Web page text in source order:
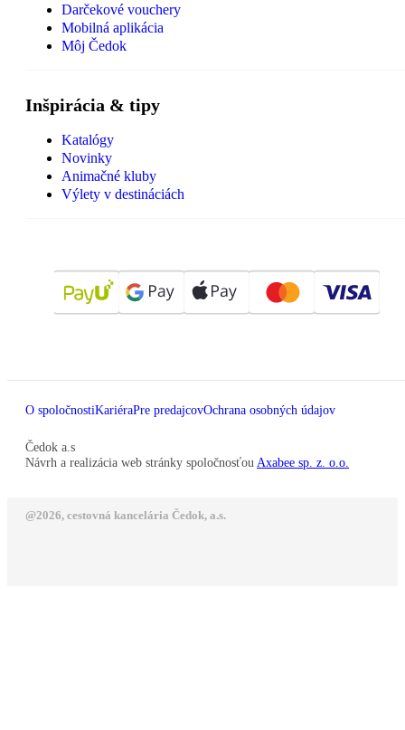
Darčekové vouchery
Mobilná aplikácia
Môj Čedok
Inšpirácia & tipy
Katalógy
Novinky
Animačné kluby
Výlety v destináciách
O spoločnostiKariéraPre predajcovOchrana osobných údajov
Čedok a.s
Návrh a realizácia web stránky spoločnosťou Axabee sp. z. o.o.
@2026, cestovná kancelária Čedok, a.s.